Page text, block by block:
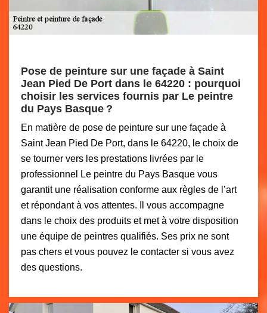
Pose de peinture sur une façade à Saint
Jean Pied De Port dans le 64220 : pourquoi
choisir les services fournis par Le peintre
du Pays Basque ?
En matière de pose de peinture sur une façade à
Saint Jean Pied De Port, dans le 64220, le choix de
se tourner vers les prestations livrées par le
professionnel Le peintre du Pays Basque vous
garantit une réalisation conforme aux règles de l’art
et répondant à vos attentes. Il vous accompagne
dans le choix des produits et met à votre disposition
une équipe de peintres qualifiés. Ses prix ne sont
pas chers et vous pouvez le contacter si vous avez
des questions.